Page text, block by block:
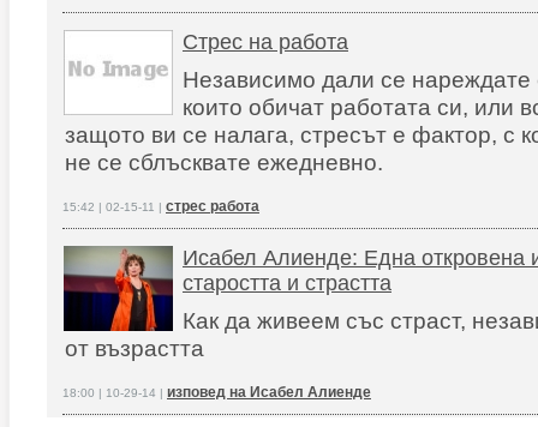
Стрес на работа
Независимо дали се нареждате
които обичат работата си, или
защото ви се налага, стресът е фактор, с
не се сблъсквате ежедневно.
15:42 | 02-15-11 | стрес работа
Исабел Алиенде: Една откровена
старостта и страстта
Как да живеем със страст,
от възрастта
18:00 | 10-29-14 | изповед на Исабел Алиенде